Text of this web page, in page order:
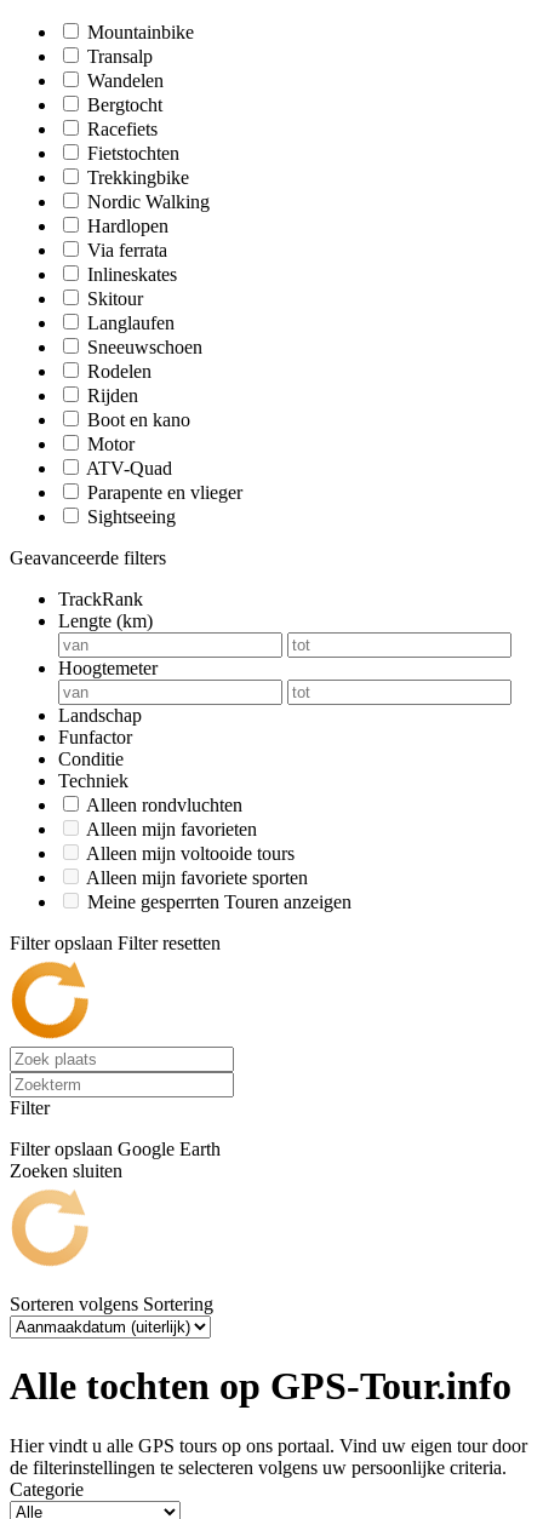
Mountainbike
Transalp
Wandelen
Bergtocht
Racefiets
Fietstochten
Trekkingbike
Nordic Walking
Hardlopen
Via ferrata
Inlineskates
Skitour
Langlaufen
Sneeuwschoen
Rodelen
Rijden
Boot en kano
Motor
ATV-Quad
Parapente en vlieger
Sightseeing
Geavanceerde filters
TrackRank
Lengte (km)
Hoogtemeter
Landschap
Funfactor
Conditie
Techniek
Alleen rondvluchten
Alleen mijn favorieten
Alleen mijn voltooide tours
Alleen mijn favoriete sporten
Meine gesperrten Touren anzeigen
Filter opslaan Filter resetten
Filter
Filter opslaan Google Earth
Zoeken sluiten
Sorteren volgens Sortering
Alle tochten op GPS-Tour.info
Hier vindt u alle GPS tours op ons portaal. Vind uw eigen tour door
de filterinstellingen te selecteren volgens uw persoonlijke criteria.
Categorie